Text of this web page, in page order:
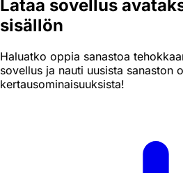
Lataa sovellus
sisällön
Haluatko oppia sanastoa
sovellus ja nauti uusista sanaston
kertausominaisuuksista!